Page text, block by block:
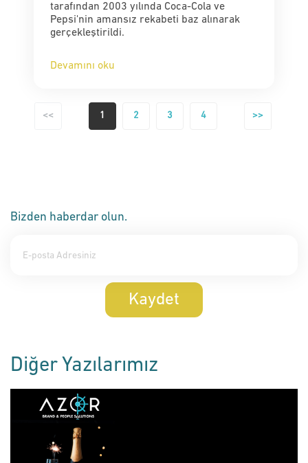
tarafından 2003 yılında Coca-Cola ve
Pepsi'nin amansız rekabeti baz alınarak
gerçekleştirildi.
Devamını oku
<< 1 2 3 4 >>
Bizden haberdar olun.
Kaydet
Diğer Yazılarımız